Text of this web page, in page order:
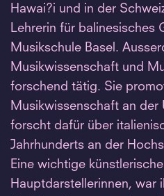
Hawai?i und in der
Lehrerin für balinesisches
Musikschule Basel.
Musikwissenschaft und
forschend tätig. Sie
Musikwissenschaft an der
forscht dafür über
Jahrhunderts an der
Eine wichtige
Hauptdarstellerinnen, war